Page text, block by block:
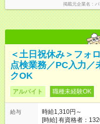
掲載元企業名
＜土日祝休み＞フォ
点検業務／PC入力／
クOK
アルバイト 職種未経験OK
給与
時給1,310円～
[時給] 有資格者：1320